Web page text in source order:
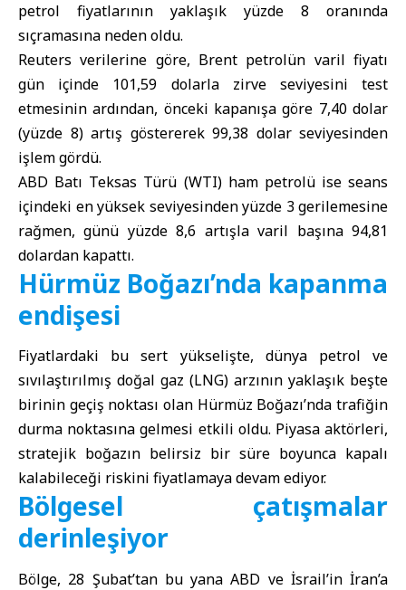
petrol fiyatlarının yaklaşık yüzde 8 oranında
sıçramasına neden oldu.
Reuters verilerine göre, Brent petrolün varil fiyatı
gün içinde 101,59 dolarla zirve seviyesini test
etmesinin ardından, önceki kapanışa göre 7,40 dolar
(yüzde 8) artış göstererek 99,38 dolar seviyesinden
işlem gördü.
ABD Batı Teksas Türü (WTI) ham petrolü ise seans
içindeki en yüksek seviyesinden yüzde 3 gerilemesine
rağmen, günü yüzde 8,6 artışla varil başına 94,81
dolardan kapattı.
Hürmüz Boğazı’nda kapanma
endişesi
Fiyatlardaki bu sert yükselişte, dünya petrol ve
sıvılaştırılmış doğal gaz (LNG) arzının yaklaşık beşte
birinin geçiş noktası olan Hürmüz Boğazı’nda trafiğin
durma noktasına gelmesi etkili oldu. Piyasa aktörleri,
stratejik boğazın belirsiz bir süre boyunca kapalı
kalabileceği riskini fiyatlamaya devam ediyor.
Bölgesel çatışmalar
derinleşiyor
Bölge, 28 Şubat’tan bu yana ABD ve İsrail’in İran’a